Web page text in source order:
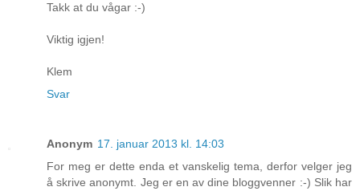
Takk at du vågar :-)
Viktig igjen!
Klem
Svar
Anonym 17. januar 2013 kl. 14:03
For meg er dette enda et vanskelig tema, derfor velger jeg
å skrive anonymt. Jeg er en av dine bloggvenner :-) Slik har